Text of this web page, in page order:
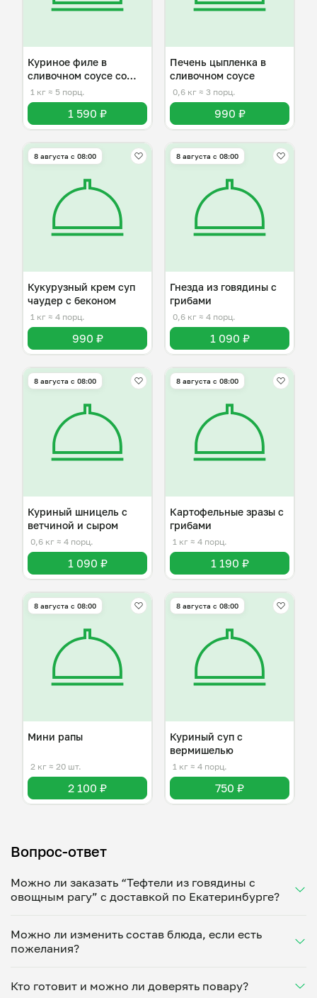
Куриное филе в
сливочном соусе со
шпинатом
1 кг ≈ 5 порц.
1 590 ₽
Печень цыпленка в
сливочном соусе
0,6 кг ≈ 3 порц.
990 ₽
8 августа с 08:00
Кукурузный крем суп
чаудер с беконом
1 кг ≈ 4 порц.
990 ₽
8 августа с 08:00
Гнезда из говядины с
грибами
0,6 кг ≈ 4 порц.
1 090 ₽
8 августа с 08:00
Куриный шницель с
ветчиной и сыром
0,6 кг ≈ 4 порц.
1 090 ₽
8 августа с 08:00
Картофельные зразы с
грибами
1 кг ≈ 4 порц.
1 190 ₽
8 августа с 08:00
Мини рапы
2 кг ≈ 20 шт.
2 100 ₽
8 августа с 08:00
Куриный суп с
вермишелью
1 кг ≈ 4 порц.
750 ₽
Вопрос-ответ
Можно ли заказать “Тефтели из говядины c
овощным рагу” с доставкой по Екатеринбурге?
Укажите удобное время — и получите свежее
домашнее блюдо в большой порции прямо с плиты.
минут. Статус заказа отслеживайте в личном
кабинете, а с поваром можно связаться напрямую в
Можно ли изменить состав блюда, если есть
пожелания?
ваши предпочтения: уберет специи, снизит
Кто готовит и можно ли доверять повару?